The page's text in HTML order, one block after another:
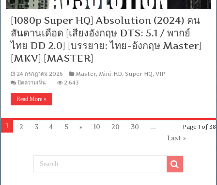
ไทย
[1080p]
[MKV]
[MASTER]
[1080p Super HQ] Absolution (2024) คน
สันดานเดือด [เสียงอังกฤษ DTS: 5.1 / พากย์
ไทย DD 2.0] [บรรยาย: ไทย-อังกฤษ Master]
[MKV] [MASTER]
24 กรกฎาคม 2026 Master,Mini-HD,Super HQ,VIP
ปิดความเห็นบน
HQ]
(2024)
คน
อังกฤษ
DTS:
2,643
Read More »
Page 1 of 38
1 2 3 4 5 » 10 20 30
...
Last »